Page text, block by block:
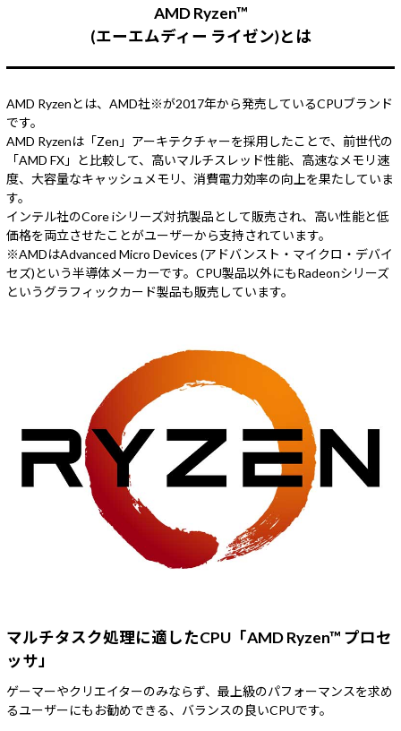
AMD Ryzen™
(エーエムディー ライゼン)とは
AMD Ryzenとは、AMD社※が2017年から発売しているCPUブランド
です。
AMD Ryzenは「Zen」アーキテクチャーを採用したことで、前世代の
「AMD FX」と比較して、高いマルチスレッド性能、高速なメモリ速
度、大容量なキャッシュメモリ、消費電力効率の向上を果たしていま
す。
インテル社のCore iシリーズ対抗製品として販売され、高い性能と低
価格を両立させたことがユーザーから支持されています。
※AMDはAdvanced Micro Devices (アドバンスト・マイクロ・デバイ
セズ)という半導体メーカーです。CPU製品以外にもRadeonシリーズ
というグラフィックカード製品も販売しています。
マルチタスク処理に適したCPU「AMD Ryzen™ プロセ
ッサ」
ゲーマーやクリエイターのみならず、最上級のパフォーマンスを求め
るユーザーにもお勧めできる、バランスの良いCPUです。